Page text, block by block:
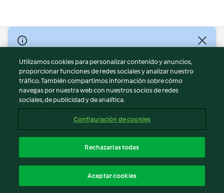
© Copyright 2026
Términos de uso
Política de privacidad
Aviso legal
Información legal
Reportar contenido
Declaración de accesibilidad
Utilizamos cookies para personalizar contenido y anuncios,
proporcionar funciones de redes sociales y analizar nuestro
tráfico. También compartimos información sobre cómo
navegas por nuestra web con nuestros socios de redes
sociales, de publicidad y de analítica.
Configuración de cookies
Rechazarlas todas
Aceptar cookies